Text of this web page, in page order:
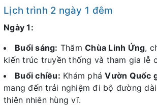
Lịch trình 2 ngày 1 đêm
Ngày 1:
Buổi sáng: Thăm Chùa Linh Ứng,
kiến trúc truyền thống và tham gia lễ
Buổi chiều: Khám pháVườn Quốc
mang đến trải nghiệm đi bộ đường
thiên nhiên hùng vĩ.